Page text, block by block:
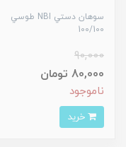
سوهان دستي NBI طوسي
100/100
90,000
80,000 تومان
ناموجود